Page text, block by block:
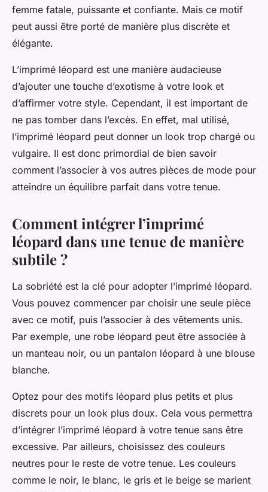
femme fatale, puissante et confiante. Mais ce motif
peut aussi être porté de manière plus discrète et
élégante.
L’imprimé léopard est une manière audacieuse
d’ajouter une touche d’exotisme à votre look et
d’affirmer votre style. Cependant, il est important de
ne pas tomber dans l’excès. En effet, mal utilisé,
l’imprimé léopard peut donner un look trop chargé ou
vulgaire. Il est donc primordial de bien savoir
comment l’associer à vos autres pièces de mode pour
atteindre un équilibre parfait dans votre tenue.
Comment intégrer l’imprimé
léopard dans une tenue de manière
subtile ?
La sobriété est la clé pour adopter l’imprimé léopard.
Vous pouvez commencer par choisir une seule pièce
avec ce motif, puis l’associer à des vêtements unis.
Par exemple, une robe léopard peut être associée à
un manteau noir, ou un pantalon léopard à une blouse
blanche.
Optez pour des motifs léopard plus petits et plus
discrets pour un look plus doux. Cela vous permettra
d’intégrer l’imprimé léopard à votre tenue sans être
excessive. Par ailleurs, choisissez des couleurs
neutres pour le reste de votre tenue. Les couleurs
comme le noir, le blanc, le gris et le beige se marient